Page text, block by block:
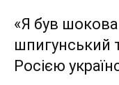
«Я був
шпигунський
Росією